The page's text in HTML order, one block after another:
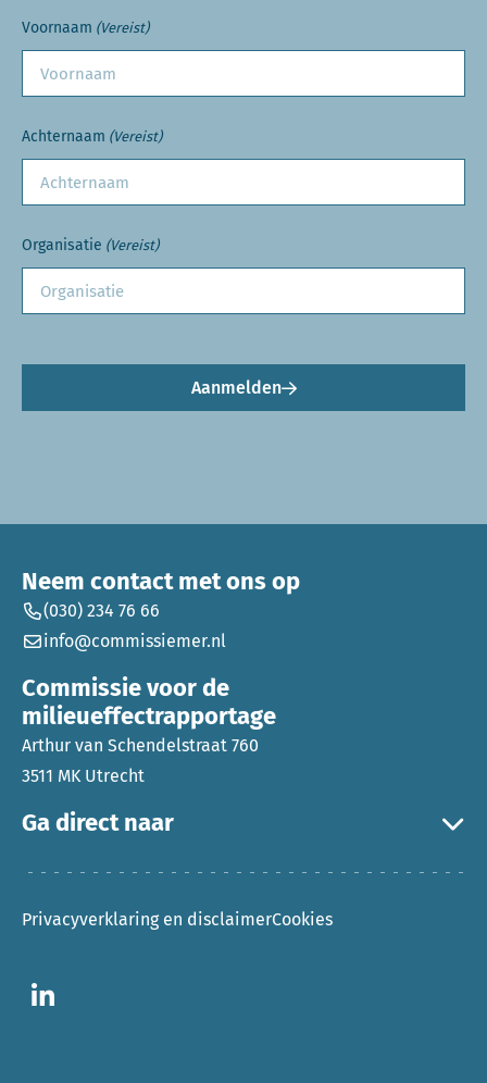
Voornaam (Vereist)
Achternaam (Vereist)
Organisatie (Vereist)
Aanmelden
Ga direct naar
Neem contact met ons op
(030) 234 76 66
info@commissiemer.nl
Commissie voor de
milieueffectrapportage
Arthur van Schendelstraat 760
3511 MK Utrecht
Privacyverklaring en disclaimerCookies
Ga naar LinkedIn